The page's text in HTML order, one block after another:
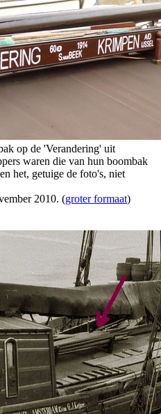
op de 'Verandering' uit
waren die van hun boombak
het, getuige de foto's, niet
2010. (groter formaat)